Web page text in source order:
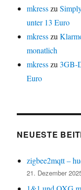
mkresszu
unter 13 Euro
mkresszu
monatlich
mkresszu3GB-
Euro
NEUESTE
zigbee2mqtt –
21. Dezember